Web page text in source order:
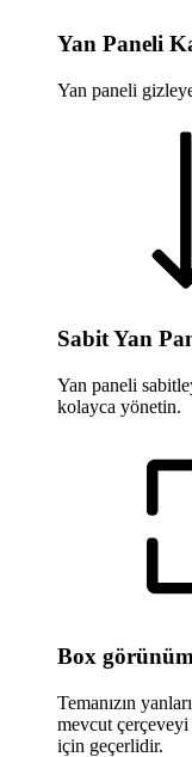
Yan Paneli
Yan paneli
Sabit Yan
Yan paneli
kolayca yönetin.
Box görünüm
Temanızın
mevcut
için geçerlidir.